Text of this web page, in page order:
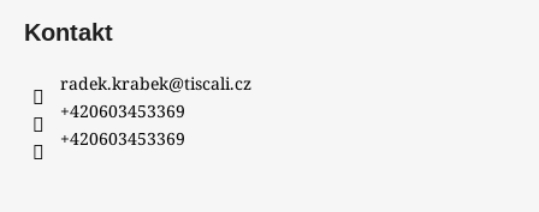
Kontakt
radek.krabek@tiscali.cz
+420603453369
+420603453369